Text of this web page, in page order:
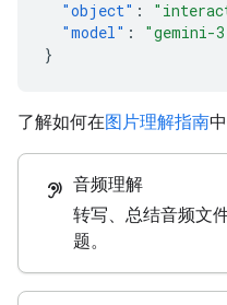
"object" :
"model" : "gemini-
}
了解如何在图片理解指南
hearing 音频理解
转写、总结音频文
题。